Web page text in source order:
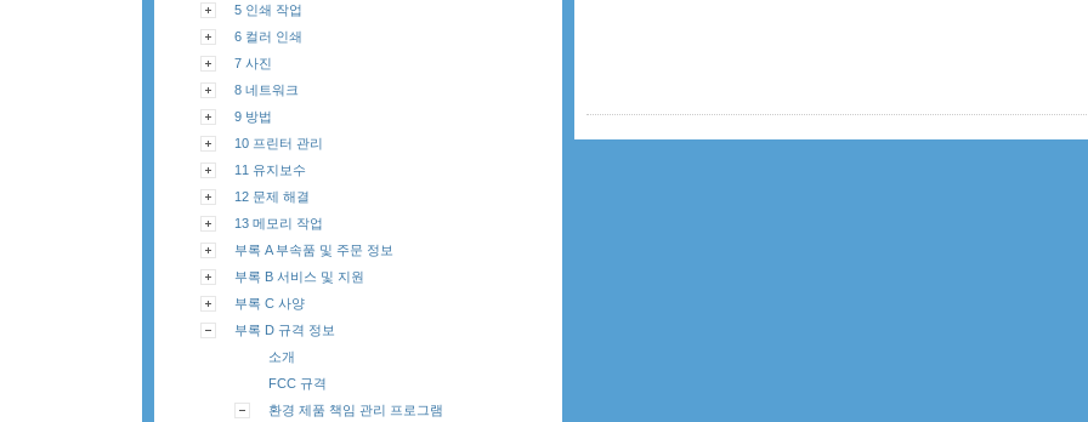
5 인쇄 작업
6 컬러 인쇄
7 사진
8 네트워크
9 방법
10 프린터 관리
11 유지보수
12 문제 해결
13 메모리 작업
부록 A 부속품 및 주문 정보
부록 B 서비스 및 지원
부록 C 사양
부록 D 규격 정보
소개
FCC 규격
환경 제품 책임 관리 프로그램